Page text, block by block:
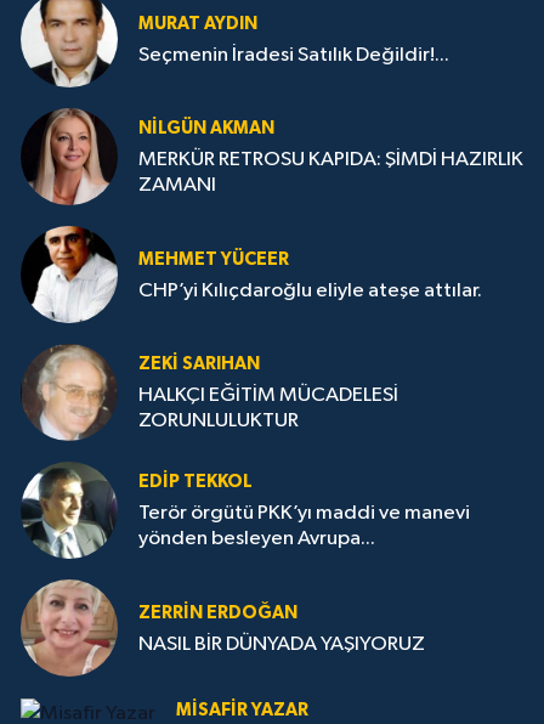
MURAT AYDIN
Seçmenin İradesi Satılık Değildir!...
NILGÜN AKMAN
MERKÜR RETROSU KAPIDA: ŞİMDİ HAZIRLIK
ZAMANI
MEHMET YÜCEER
CHP’yi Kılıçdaroğlu eliyle ateşe attılar.
ZEKI SARIHAN
HALKÇI EĞİTİM MÜCADELESİ
ZORUNLULUKTUR
EDIP TEKKOL
Terör örgütü PKK’yı maddi ve manevi
yönden besleyen Avrupa...
ZERRIN ERDOĞAN
NASIL BİR DÜNYADA YAŞIYORUZ
MISAFIR YAZAR